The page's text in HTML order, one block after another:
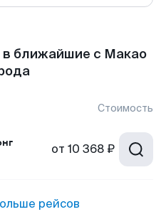
в ближайшие с Макао
Стоимость
от 10 368 ₽
рейсов